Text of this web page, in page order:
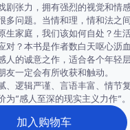
剧张力，拥有强烈的视觉和情
多问题。当情和理，情和法之
生家庭，我们该如何自处？生
对？本书是作者数白天呕心沥
人的诚意之作，适合各个年轻
友一定会有所收获和触动。
、逻辑严谨、言语丰富、情节
”感人至深的现实主义力作”。
加入购物车